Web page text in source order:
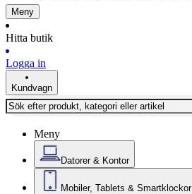
Meny
Hitta butik
Logga in
Kundvagn
Meny
Datorer & Kontor
Mobiler, Tablets & Smartklockor